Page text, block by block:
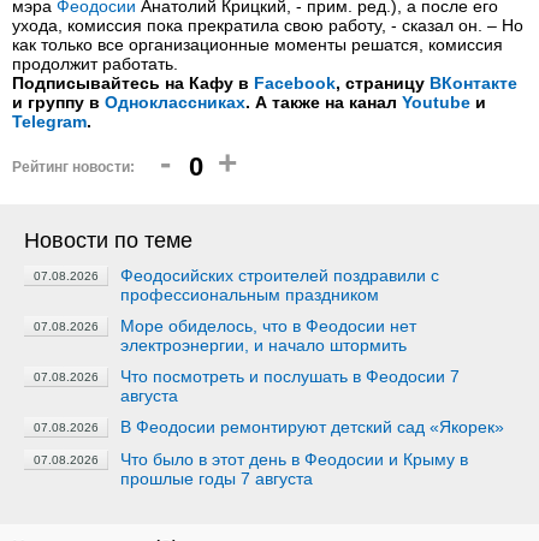
мэра Феодосии Анатолий Крицкий, - прим. ред.), а после его
ухода, комиссия пока прекратила свою работу, - сказал он. – Но
как только все организационные моменты решатся, комиссия
продолжит работать.
Подписывайтесь на Кафу в Facebook, страницу ВКонтакте
и группу в Одноклассниках. А также на канал Youtube и
Telegram.
Рейтинг новости: - 0 +
Новости по теме
07.08.2026
Феодосийских строителей поздравили с
профессиональным праздником
07.08.2026
Море обиделось, что в Феодосии нет
электроэнергии, и начало штормить
07.08.2026
Что посмотреть и послушать в Феодосии 7
августа
07.08.2026 В Феодосии ремонтируют детский сад «Якорек»
07.08.2026
Что было в этот день в Феодосии и Крыму в
прошлые годы 7 августа